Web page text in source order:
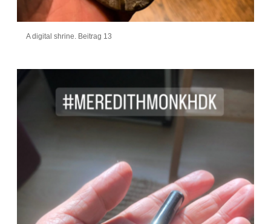
A digital shrine. Beitrag 13